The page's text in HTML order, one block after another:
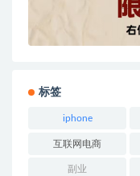
标签
iphone
互联网电商
副业